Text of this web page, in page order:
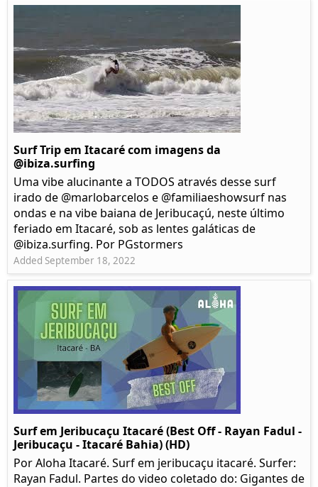
Surf Trip em Itacaré com imagens da
@ibiza.surfing
Uma vibe alucinante a TODOS através desse surf
irado de @marlobarcelos e @familiaeshowsurf nas
ondas e na vibe baiana de Jeribucaçú, neste último
feriado em Itacaré, sob as lentes galáticas de
@ibiza.surfing. Por PGstormers
Added September 18, 2022
Surf em Jeribucaçu Itacaré (Best Off - Rayan Fadul -
Jeribucaçu - Itacaré Bahia) (HD)
Por Aloha Itacaré. Surf em jeribucaçu itacaré. Surfer:
Rayan Fadul. Partes do video coletado do: Gigantes de